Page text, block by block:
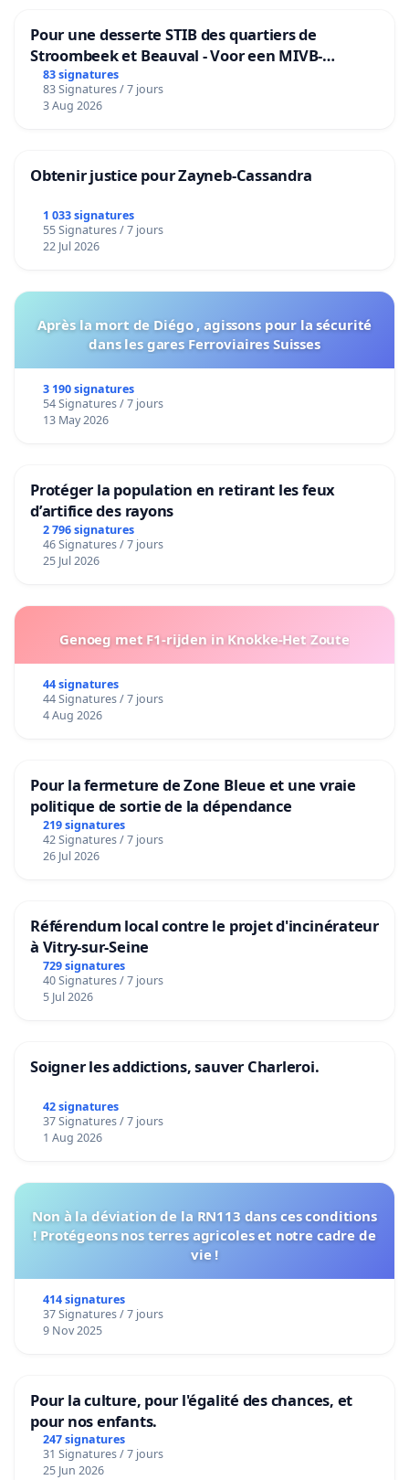
Pour une desserte STIB des quartiers de
Stroombeek et Beauval - Voor een MIVB-
bediening van de wijken Strombeek en Het
Voor
83 signatures
83 Signatures / 7 jours
3 Aug 2026
Obtenir justice pour Zayneb-Cassandra
1 033 signatures
55 Signatures / 7 jours
22 Jul 2026
Après la mort de Diégo , agissons pour la sécurité
dans les gares Ferroviaires Suisses
3 190 signatures
54 Signatures / 7 jours
13 May 2026
Protéger la population en retirant les feux
d’artifice des rayons
2 796 signatures
46 Signatures / 7 jours
25 Jul 2026
Genoeg met F1-rijden in Knokke-Het Zoute
44 signatures
44 Signatures / 7 jours
4 Aug 2026
Pour la fermeture de Zone Bleue et une vraie
politique de sortie de la dépendance
219 signatures
42 Signatures / 7 jours
26 Jul 2026
Référendum local contre le projet d'incinérateur
à Vitry-sur-Seine
729 signatures
40 Signatures / 7 jours
5 Jul 2026
Soigner les addictions, sauver Charleroi.
42 signatures
37 Signatures / 7 jours
1 Aug 2026
Non à la déviation de la RN113 dans ces conditions
! Protégeons nos terres agricoles et notre cadre de
vie !
414 signatures
37 Signatures / 7 jours
9 Nov 2025
Pour la culture, pour l'égalité des chances, et
pour nos enfants.
247 signatures
31 Signatures / 7 jours
25 Jun 2026